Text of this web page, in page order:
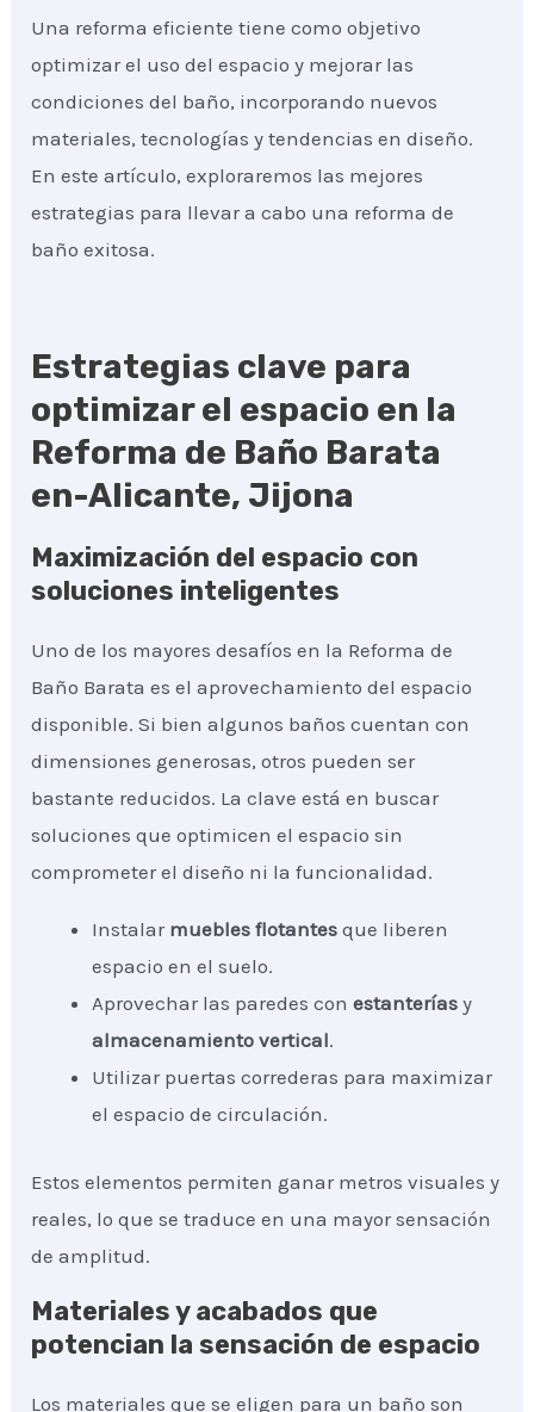
Una reforma eficiente tiene como objetivo
optimizar el uso del espacio y mejorar las
condiciones del baño, incorporando nuevos
materiales, tecnologías y tendencias en diseño.
En este artículo, exploraremos las mejores
estrategias para llevar a cabo una reforma de
baño exitosa.
Estrategias clave para
optimizar el espacio en la
Reforma de Baño Barata
en-Alicante, Jijona
Maximización del espacio con
soluciones inteligentes
Uno de los mayores desafíos en la Reforma de
Baño Barata es el aprovechamiento del espacio
disponible. Si bien algunos baños cuentan con
dimensiones generosas, otros pueden ser
bastante reducidos. La clave está en buscar
soluciones que optimicen el espacio sin
comprometer el diseño ni la funcionalidad.
Instalar muebles flotantes que liberen
espacio en el suelo.
Aprovechar las paredes conestanterías y
almacenamiento vertical.
Utilizar puertas correderas para maximizar
el espacio de circulación.
Estos elementos permiten ganar metros visuales y
reales, lo que se traduce en una mayor sensación
de amplitud.
Materiales y acabados que
potencian la sensación de espacio
Los materiales que se eligen para un baño son